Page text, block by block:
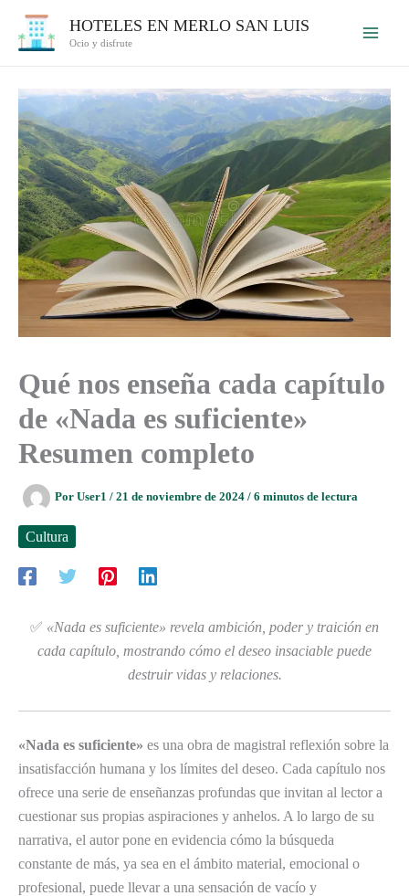
HOTELES EN MERLO SAN LUIS
Ocio y disfrute
Qué nos enseña cada capítulo
de «Nada es suficiente»
Resumen completo
Por User1 / 21 de noviembre de 2024 / 6 minutos de lectura
Cultura
✅ «Nada es suficiente» revela ambición, poder y traición en
cada capítulo, mostrando cómo el deseo insaciable puede
destruir vidas y relaciones.
«Nada es suficiente» es una obra de magistral reflexión sobre la
insatisfacción humana y los límites del deseo. Cada capítulo nos
ofrece una serie de enseñanzas profundas que invitan al lector a
cuestionar sus propias aspiraciones y anhelos. A lo largo de su
narrativa, el autor pone en evidencia cómo la búsqueda
constante de más, ya sea en el ámbito material, emocional o
profesional, puede llevar a una sensación de vacío y